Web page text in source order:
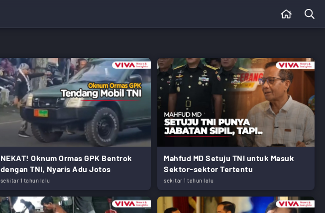
NEKAT! Oknum Ormas GPK Bentrok
dengan TNI, Nyaris Adu Jotos
sekitar 1 tahun lalu
Mahfud MD Setuju TNI untuk Masuk
Sektor-sektor Tertentu
sekitar 1 tahun lalu